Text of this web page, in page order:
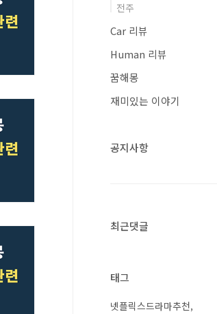
전주
Car 리뷰
Human 리뷰
꿈해몽
재미있는 이야기
공지사항
최근댓글
태그
넷플릭스드라마추천